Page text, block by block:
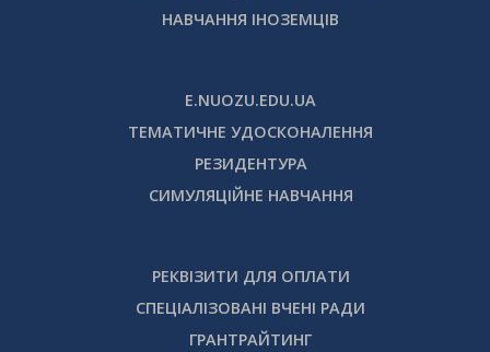
НАВЧАННЯ ІНОЗЕМЦІВ
E.NUOZU.EDU.UA
ТЕМАТИЧНЕ УДОСКОНАЛЕННЯ
РЕЗИДЕНТУРА
СИМУЛЯЦІЙНЕ НАВЧАННЯ
РЕКВІЗИТИ ДЛЯ ОПЛАТИ
СПЕЦІАЛІЗОВАНІ ВЧЕНІ РАДИ
ГРАНТРАЙТИНГ